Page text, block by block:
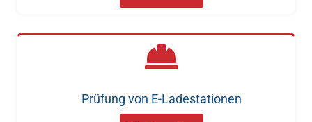
Prüfung von E-Ladestationen